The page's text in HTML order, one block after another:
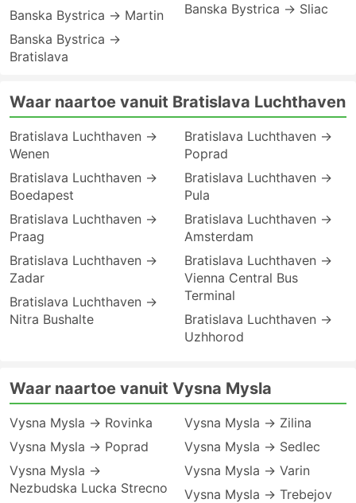
Banska Bystrica → Martin
Banska Bystrica →
Bratislava
Banska Bystrica → Sliac
Waar naartoe vanuit Bratislava Luchthaven
Bratislava Luchthaven →
Wenen
Bratislava Luchthaven →
Boedapest
Bratislava Luchthaven →
Praag
Bratislava Luchthaven →
Zadar
Bratislava Luchthaven →
Nitra Bushalte
Bratislava Luchthaven →
Poprad
Bratislava Luchthaven →
Pula
Bratislava Luchthaven →
Amsterdam
Bratislava Luchthaven →
Vienna Central Bus
Terminal
Bratislava Luchthaven →
Uzhhorod
Waar naartoe vanuit Vysna Mysla
Vysna Mysla → Rovinka
Vysna Mysla → Poprad
Vysna Mysla →
Nezbudska Lucka Strecno
Vysna Mysla → Zilina
Vysna Mysla → Sedlec
Vysna Mysla → Varin
Vysna Mysla → Trebejov